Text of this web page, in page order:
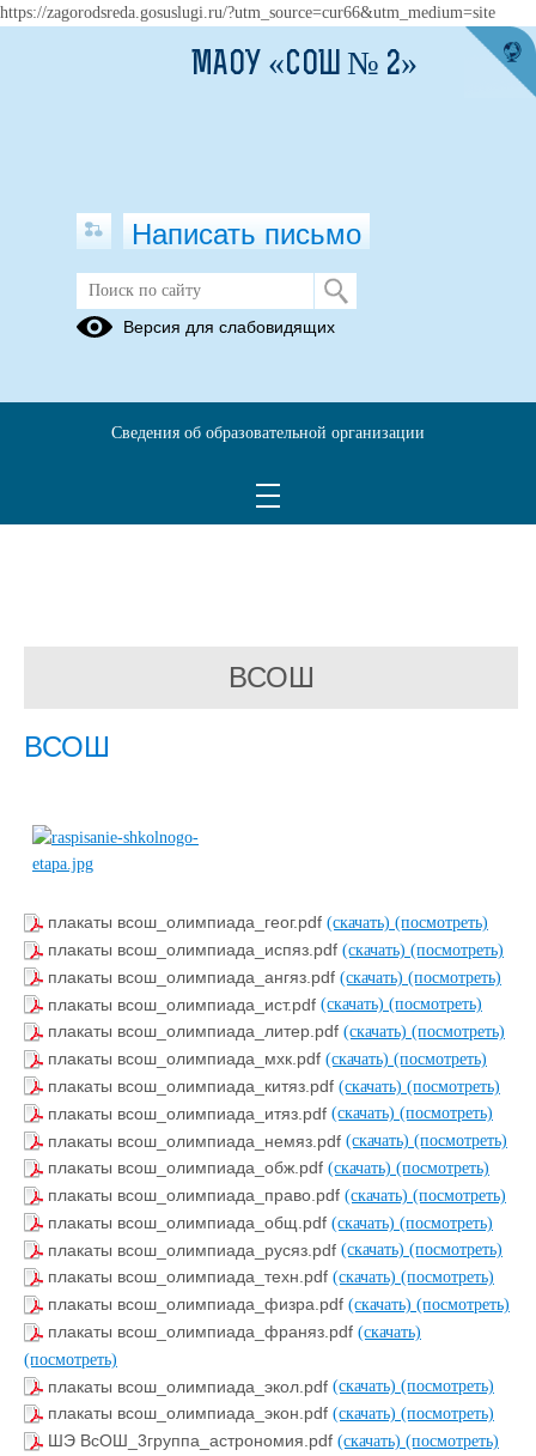
https://zagorodsreda.gosuslugi.ru/?utm_source=cur66&utm_medium=site
ВСОШ
ВСОШ
плакаты всош_олимпиада_геог.pdf (скачать) (посмотреть)
плакаты всош_олимпиада_испяз.pdf (скачать) (посмотреть)
плакаты всош_олимпиада_ангяз.pdf (скачать) (посмотреть)
плакаты всош_олимпиада_ист.pdf (скачать) (посмотреть)
плакаты всош_олимпиада_литер.pdf (скачать) (посмотреть)
плакаты всош_олимпиада_мхк.pdf (скачать) (посмотреть)
плакаты всош_олимпиада_китяз.pdf (скачать) (посмотреть)
плакаты всош_олимпиада_итяз.pdf (скачать) (посмотреть)
плакаты всош_олимпиада_немяз.pdf (скачать) (посмотреть)
плакаты всош_олимпиада_обж.pdf (скачать) (посмотреть)
плакаты всош_олимпиада_право.pdf (скачать) (посмотреть)
плакаты всош_олимпиада_общ.pdf (скачать) (посмотреть)
плакаты всош_олимпиада_русяз.pdf (скачать) (посмотреть)
плакаты всош_олимпиада_техн.pdf (скачать) (посмотреть)
плакаты всош_олимпиада_физра.pdf (скачать) (посмотреть)
плакаты всош_олимпиада_франяз.pdf (скачать)
(посмотреть)
плакаты всош_олимпиада_экол.pdf (скачать) (посмотреть)
плакаты всош_олимпиада_экон.pdf (скачать) (посмотреть)
ШЭ ВсОШ_3группа_астрономия.pdf (скачать) (посмотреть)
МАОУ «СОШ № 2»
Написать письмо
Версия для слабовидящих
Сведения об образовательной организации